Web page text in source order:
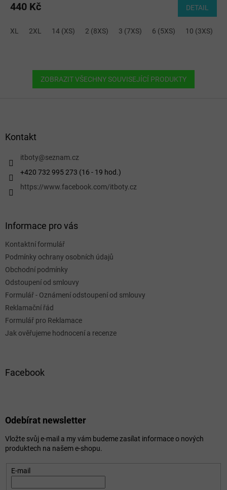
440 Kč DETAIL
XL 2XL 14 (XS) 2 (8XS) 3 (7XS) 6 (5XS) 10 (3XS)
ZOBRAZIT VŠECHNY SOUVISEJÍCÍ PRODUKTY
Kontakt
itboty@seznam.cz
+420 732 995 273 (16 - 19 hod.)
https://www.facebook.com/itboty.cz
Informace pro vás
Kontaktní formulář
Podmínky ochrany osobních údajů
Obchodní podmínky
Odstoupení od smlouvy
Formulář - Oznámení odstoupení od smlouvy
Reklamační řád
Formulář pro Reklamace
Jak ověřujeme hodnocení a recenze
Facebook
Odebírat newsletter
Vložte svůj e-mail a my vám budeme zasílat informace o nových
produktech na našem e-shopu.
E-mail